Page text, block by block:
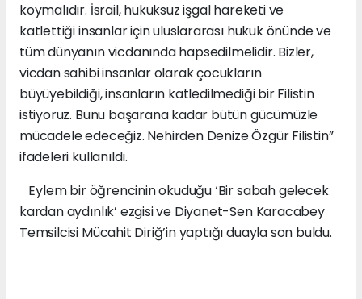
koymalıdır. İsrail, hukuksuz işgal hareketi ve
katlettiği insanlar için uluslararası hukuk önünde ve
tüm dünyanın vicdanında hapsedilmelidir. Bizler,
vicdan sahibi insanlar olarak çocukların
büyüyebildiği, insanların katledilmediği bir Filistin
istiyoruz. Bunu başarana kadar bütün gücümüzle
mücadele edeceğiz. Nehirden Denize Özgür Filistin”
ifadeleri kullanıldı.
Eylem bir öğrencinin okuduğu ‘Bir sabah gelecek
kardan aydınlık’ ezgisi ve Diyanet-Sen Karacabey
Temsilcisi Mücahit Diriğ’in yaptığı duayla son buldu.